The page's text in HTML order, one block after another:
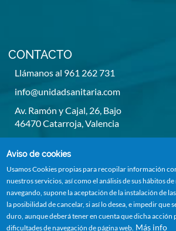
CONTACTO
Llámanos al 961 262 731
info@unidadsanitaria.com
Av. Ramón y Cajal, 26, Bajo
46470 Catarroja, Valencia
Aviso de cookies
Usamos Cookies propias para recopilar información
nuestros servicios, así como el análisis de sus hábitos
navegando, supone la aceptación de la instalación de
la posibilidad de cancelar, si así lo desea, e impedir que
duro, aunque deberá tener en cuenta que dicha acción
dificultades de navegación de página web. Más info